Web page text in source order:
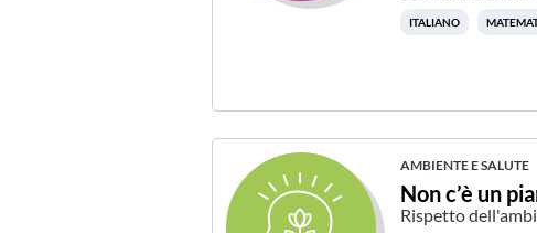
ITALIANO
AMBIENTE E SALUTE
Non c’è un
Rispetto